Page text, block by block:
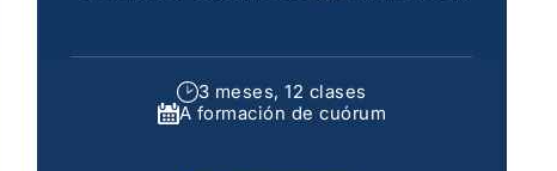
3 meses, 12 clases
A formación de cuórum